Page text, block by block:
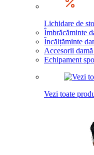
Lichidare de
Îmbrăcăminte
Încălțăminte
Accesorii
Echipament
Vezi toate